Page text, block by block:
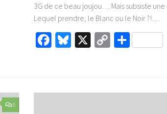
3G de ce beau joujou… Mais subsiste
Lequel prendre, le Blanc ou le Noir ?!…
Facebook
Bluesky
X
Copy
0